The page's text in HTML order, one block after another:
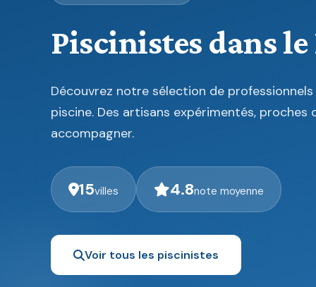
Piscinistes dans
Découvrez notre sélection de
piscine. Des artisans expérimentés, proches
accompagner.
15villes 4.8note moyenne
Voir tous les piscinistes